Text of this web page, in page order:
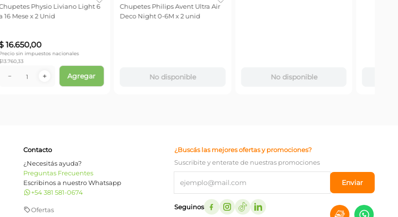
Chupetes Philips Avent Ultra Air
Deco Night 0-6M x 2 unid
No disponible
Chupete Philips Avent Ultra Air
0-6 M Deco Ciervo Rosa
No disponible No disponible
Contacto
¿Necesitás ayuda?
Preguntas Frecuentes
Escribinos a nuestro Whatsapp
+54 381 581-0674
Ofertas
¿Buscás las mejores ofertas y promociones?
Suscribite y enterate de nuestras promociones
Enviar
Seguinos